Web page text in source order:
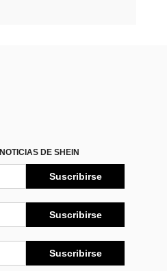
DE SHEIN
Suscribirse
Suscribirse
Suscribirse